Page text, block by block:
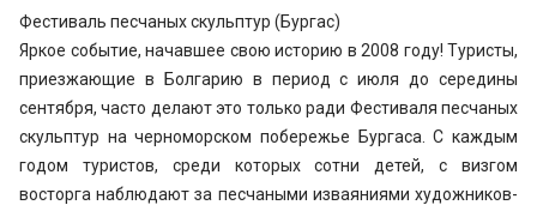
Фестиваль песчаных скульптур (Бургас)
Яркое событие, начавшее свою историю в 2008 году! Туристы,
приезжающие в Болгарию в период с июля до середины
сентября, часто делают это только ради Фестиваля песчаных
скульптур на черноморском побережье Бургаса. С каждым
годом туристов, среди которых сотни детей, с визгом
восторга наблюдают за песчаными изваяниями художников-